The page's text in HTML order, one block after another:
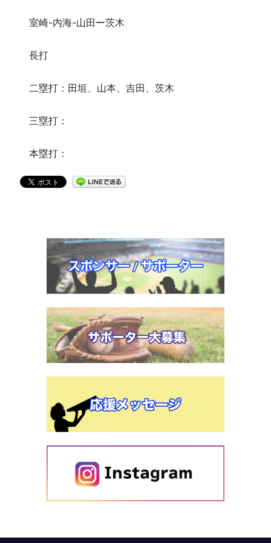
室崎-内海-山田ー茨木
長打
二塁打：田垣、山本、吉田、茨木
三塁打：
本塁打：